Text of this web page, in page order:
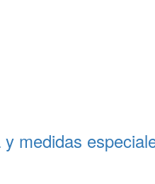
medidas